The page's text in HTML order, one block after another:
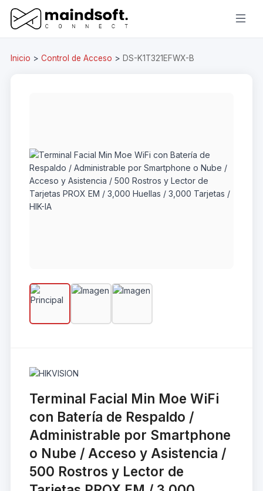
Inicio > Control de Acceso > DS-K1T321EFWX-B
Terminal Facial Min Moe WiFi
con Batería de Respaldo /
Administrable por Smartphone
o Nube / Acceso y Asistencia /
500 Rostros y Lector de